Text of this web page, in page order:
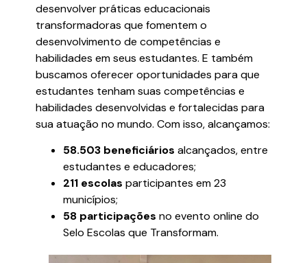
desenvolver práticas educacionais
transformadoras que fomentem o
desenvolvimento de competências e
habilidades em seus estudantes. E também
buscamos oferecer oportunidades para que
estudantes tenham suas competências e
habilidades desenvolvidas e fortalecidas para
sua atuação no mundo. Com isso, alcançamos:
58.503 beneficiários alcançados, entre
estudantes e educadores;
211 escolasparticipantes em 23
municípios;
58 participações no evento online do
Selo Escolas que Transformam.